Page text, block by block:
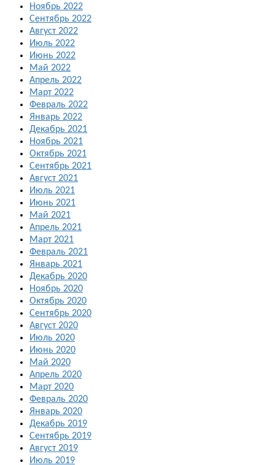
Ноябрь 2022
Сентябрь 2022
Август 2022
Июль 2022
Июнь 2022
Май 2022
Апрель 2022
Март 2022
Февраль 2022
Январь 2022
Декабрь 2021
Ноябрь 2021
Октябрь 2021
Сентябрь 2021
Август 2021
Июль 2021
Июнь 2021
Май 2021
Апрель 2021
Март 2021
Февраль 2021
Январь 2021
Декабрь 2020
Ноябрь 2020
Октябрь 2020
Сентябрь 2020
Август 2020
Июль 2020
Июнь 2020
Май 2020
Апрель 2020
Март 2020
Февраль 2020
Январь 2020
Декабрь 2019
Сентябрь 2019
Август 2019
Июль 2019